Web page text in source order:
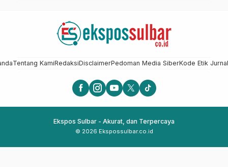
Tentang KamiRedaksiDisclaimerPedoman Media SiberKode Etik
Ekspos Sulbar - Akurat, dan Terpercaya
© 2026 Ekspossulbar.co.id